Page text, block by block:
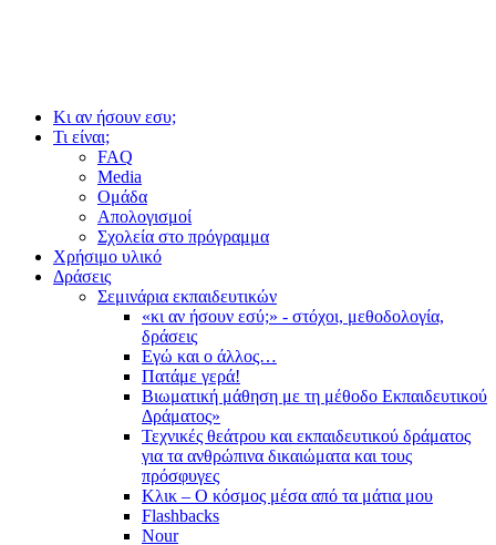
Κι αν ήσουν εσυ;
Τι είναι;
FAQ
Media
Ομάδα
Απολογισμοί
Σχολεία στο πρόγραμμα
Χρήσιμο υλικό
Δράσεις
Σεμινάρια εκπαιδευτικών
«κι αν ήσουν εσύ;» - στόχοι, μεθοδολογία,
δράσεις
Εγώ και ο άλλος…
Πατάμε γερά!
Βιωματική μάθηση με τη μέθοδο Εκπαιδευτικού
Δράματος»
Τεχνικές θεάτρου και εκπαιδευτικού δράματος
για τα ανθρώπινα δικαιώματα και τους
πρόσφυγες
Κλικ – Ο κόσμος μέσα από τα μάτια μου
Flashbacks
Nour